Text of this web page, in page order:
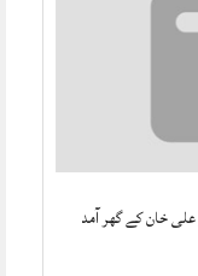
خان کے گھر آمد